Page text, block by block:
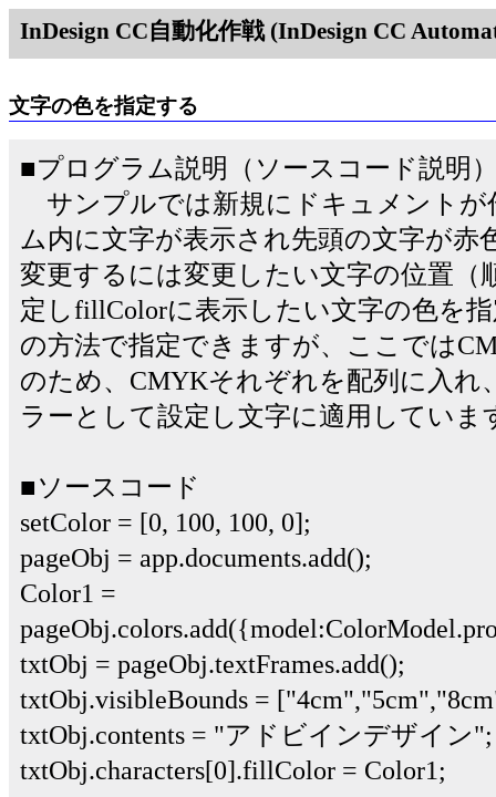
InDesign CC自動化作戦 (InDesign CC
文字の色を指定する
■プログラム説明（ソースコード説明
サンプルでは新規にドキュメントが
ム内に文字が表示され先頭の文字が赤
変更するには変更したい文字の位置（
定しfillColorに表示したい文字の色を
の方法で指定できますが、ここでは
のため、CMYKそれぞれを配列に入
ラーとして設定し文字に適用していま
■ソースコード
setColor = [0, 100, 100, 0];
pageObj = app.documents.add();
Color1 =
txtObj = pageObj.textFrames.add();
txtObj.visibleBounds =
txtObj.contents = "アドビインデザイン";
txtObj.characters[0].fillColor = Color1;